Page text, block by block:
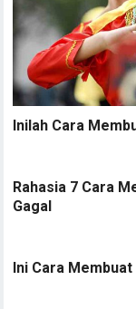
Inilah Cara
Rahasia 7 Cara
Gagal
Ini Cara Membuat